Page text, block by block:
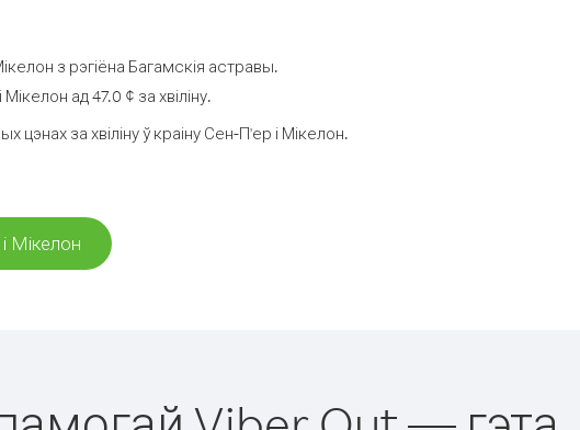
з рэгіёна Багамскія астравы.
ад 47.0 ¢ за хвіліну.
за хвіліну ў краіну Сен-П'ер і Мікелон.
Мікелон